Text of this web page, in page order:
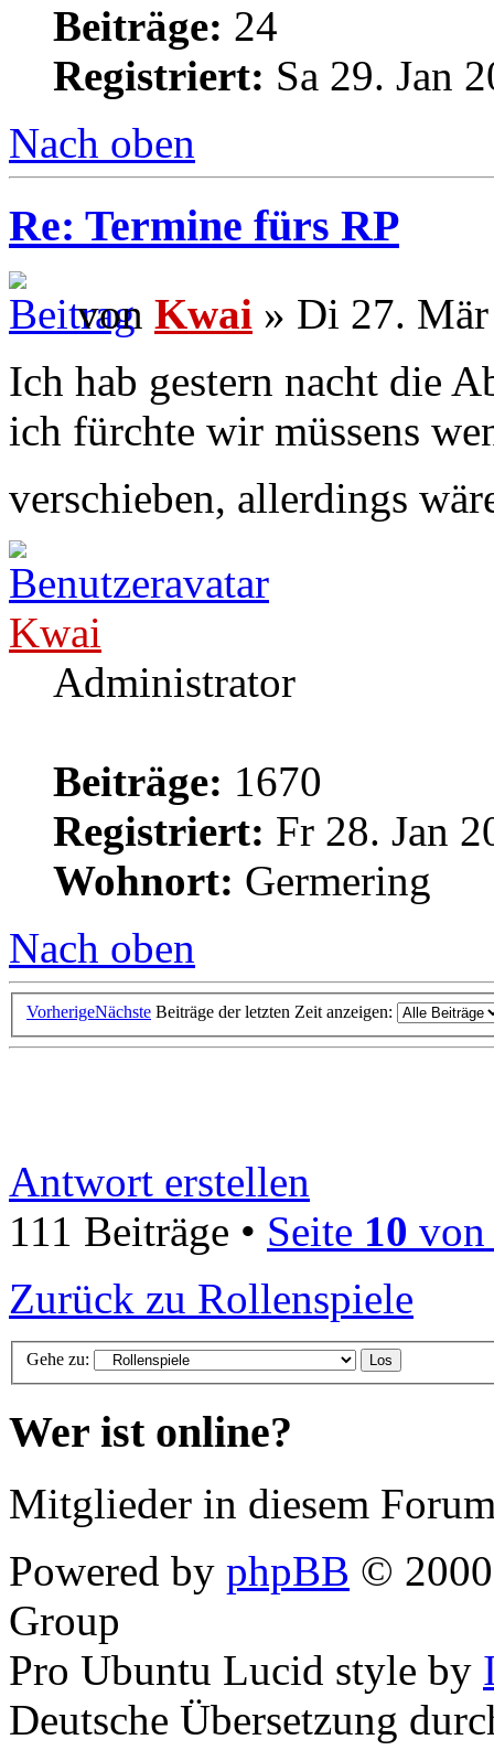
Beiträge: 24
Registriert: Sa 29. Jan
Nach oben
Re: Termine fürs RP
von Kwai » Di 27.
Ich hab gestern nacht die
ich fürchte wir müssens
verschieben, allerdings
Kwai
Administrator
Beiträge: 1670
Registriert: Fr 28. Jan
Wohnort: Germering
Nach oben
VorherigeNächste Beiträge der letzten Zeit anzeigen:
Antwort erstellen
111 Beiträge • Seite 10
Zurück zu Rollenspiele
Gehe zu:
Wer ist online?
Mitglieder in diesem
Powered by phpBB ©
Group
Pro Ubuntu Lucid style by
Deutsche Übersetzung